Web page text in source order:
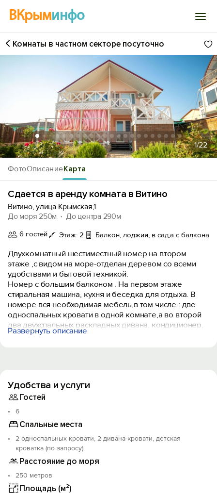
ВКрыминфо
Войти
История просмотра
Добавить свой объект
ФотоОписаниеКарта
Комнаты в частном секторе посуточно
1/22
Сдается в аренду комната в Витино
Витино, улица Крымская,1
До моря 250м
До центра 290м
6 гостей Этаж: 2 Балкон, лоджия, в сад,а с балкона
Двухкомнатный шестиместный номер на втором
этаже ,с видом на море-отделан деревом со всеми
удобствами и бытовой техникой.
Номер с большим балконом . На первом этаже
стиральная машина, кухня и беседка для отдыха. В
номере вся необходимая мебель,в том числе : две
односпальных кровати в одной комнате,а во второй
два двухспальных раскладных дивана, кондиционер,
водонагреватель, фен, телевизор, спутниковое,
Развернуть описание
Удобства и услуги
Гостей
6
Спальные места
2 односпальных кровати, 2 дивана-кровати, детская
кроватка (по запросу)
Расстояние до моря
250 метров
Площадь (м²)